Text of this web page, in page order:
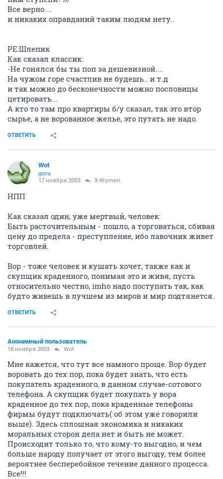
Все верно....
и никаких оправданий таким людям нету..
РЕ:Шлепик
Как сказал классик:
-Не гонялся бы ты поп за дешевизной....
На чужом горе счастлив не будешь.. и т.д
и так можно до бесконечности можно пословицы
цетировать...
А кто то там про квартиры б/у сказал, так это втор
сырье, а не ворованное желье, это путать не надо.
ОТВЕТИТЬ
Wоt
guru
17 ноября 2003 X-Women
НПП
Как сказал один, уже мертвый, человек:
Быть расточительным - пошло, а торговаться, сбивая
цену до предела - преступление, ибо лавочник живет
торговлей.
Вор - тоже человек и кушать хочет, также как и
скупщик краденного, понимая это и живя, пусть
относительно честно, imho надо поступать так, как
будто живешь в лучшем из миров и мир подтянется.
ОТВЕТИТЬ
Анонимный пользователь
18 ноября 2003 Wоt
Мне кажется, что тут все намного проще. Вор будет
воровать до тех пор, пока будет знать, что есть
покупатель краденного, в данном случае-сотового
телефона. А скупщик будет покупать у вора
краденное до тех пор, пока краденные телефоны
фирмы будут подключать( об этом уже говорили
выше). Здесь сплошная экономика и никаких
моральных сторон дела нет и быть не может.
Происходит только то, что кому-то выгодно, и чем
больше народу получает от этого выгоду, тем более
вероятнее бесперебойное течение данного процесса.
Все!!!